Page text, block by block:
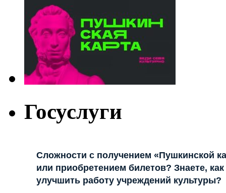
Госуслуги
Сложности с получением «Пушкинской
или приобретением билетов? Знаете, как
улучшить работу учреждений культуры?